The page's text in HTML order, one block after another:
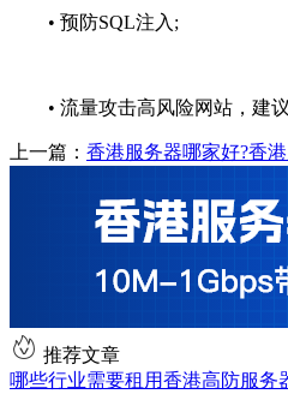
• 预防SQL注入;
• 流量攻击高风险网站，建
上一篇： 香港服务器哪家好?香
推荐文章
哪些行业需要租用香港高防服务